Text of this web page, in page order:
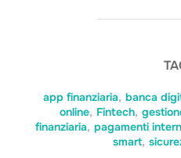
app finanziaria, banca
online, Fintech,
finanziaria, pagamenti
smart,